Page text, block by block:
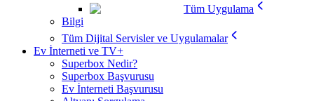
Tüm Uygulama
Bilgi
Tüm Dijital Servisler ve Uygulamalar
Ev İnterneti ve TV+
Superbox Nedir?
Superbox Başvurusu
Ev İnterneti Başvurusu